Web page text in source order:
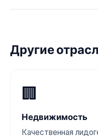
Другие
🏢
Недвижимость
Качественная